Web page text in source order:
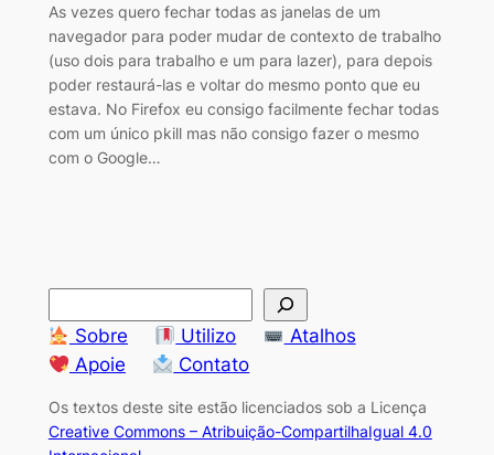
As vezes quero fechar todas as janelas de um
navegador para poder mudar de contexto de trabalho
(uso dois para trabalho e um para lazer), para depois
poder restaurá-las e voltar do mesmo ponto que eu
estava. No Firefox eu consigo facilmente fechar todas
com um único pkill mas não consigo fazer o mesmo
com o Google…
e
a
c
h
Sobre Utilizo
Atalhos
Apoie
Contato
Os textos deste site estão licenciados sob a Licença
Creative Commons – Atribuição-CompartilhaIgual 4.0